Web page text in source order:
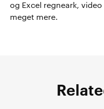
og Excel regneark,
meget mere.